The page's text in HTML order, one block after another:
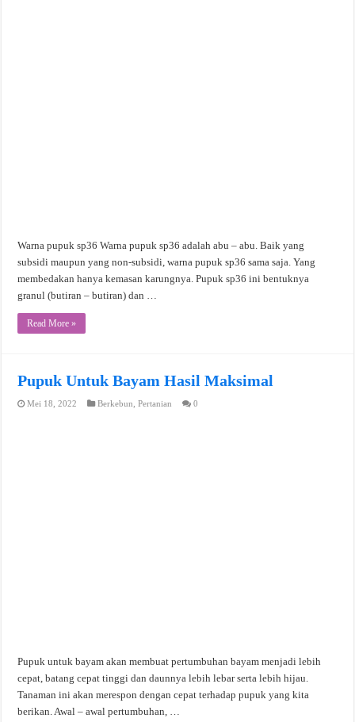
Warna pupuk sp36 Warna pupuk sp36 adalah abu – abu. Baik yang
subsidi maupun yang non-subsidi, warna pupuk sp36 sama saja. Yang
membedakan hanya kemasan karungnya. Pupuk sp36 ini bentuknya
granul (butiran – butiran) dan …
Read More »
Pupuk Untuk Bayam Hasil Maksimal
Mei 18, 2022 Berkebun ,Pertanian 0
Pupuk untuk bayam akan membuat pertumbuhan bayam menjadi lebih
cepat, batang cepat tinggi dan daunnya lebih lebar serta lebih hijau.
Tanaman ini akan merespon dengan cepat terhadap pupuk yang kita
berikan. Awal – awal pertumbuhan, …